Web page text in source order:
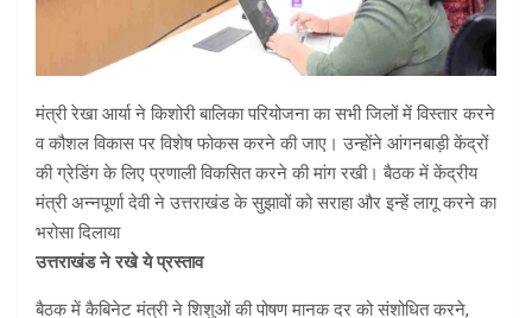
मंत्री रेखा आर्या ने किशोरी बालिका परियोजना का सभी जिलों में विस्तार करने
व कौशल विकास पर विशेष फोकस करने की जाए। उन्होंने आंगनबाड़ी केंद्रों
की ग्रेडिंग के लिए प्रणाली विकसित करने की मांग रखी। बैठक में केंद्रीय
मंत्री अन्नपूर्णा देवी ने उत्तराखंड के सुझावों को सराहा और इन्हें लागू करने का
भरोसा दिलाया
उत्तराखंड ने रखे ये प्रस्ताव
बैठक में कैबिनेट मंत्री ने शिशुओं की पोषण मानक दर को संशोधित करने,